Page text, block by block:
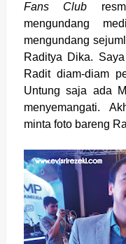
Fans Club
mengundang
mengundang
Raditya Dika.
Radit diam-diam
Untung saja ada
menyemangati.
minta foto bareng